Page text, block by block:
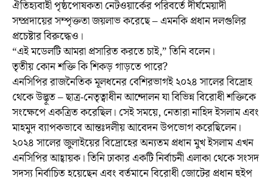
ঐতিহ্যবাহী পৃষ্ঠপোষকতা নেটওয়ার্কের পরিবর্তে দীর্ঘমেয়াদী
সম্প্রদায়ের সম্পৃক্ততা জয়লাভ করেছে – এমনকি প্রধান দলগুলির
প্রচেষ্টার বিরুদ্ধেও।
“এই মডেলটি আমরা প্রসারিত করতে চাই,” তিনি বলেন।
তৃতীয় কোন শক্তি কি শিকড় গাড়তে পারে?
এনসিপির রাজনৈতিক মূলধনের বেশিরভাগই ২০২৪ সালের বিদ্রোহ
থেকে উদ্ভূত – ছাত্র-নেতৃত্বাধীন আন্দোলন যা বিভিন্ন বিরোধী শক্তিকে
সংক্ষেপে একত্রিত করেছিল। সেই সময়ে, নেতারা নাহিদ ইসলাম এবং
মাহমুদ ব্যাপকভাবে আন্তঃদলীয় আবেদন উপভোগ করেছিলেন।
২০২৪ সালের জুলাইয়ের বিদ্রোহের অন্যতম প্রধান মুখ ইসলাম এখন
এনসিপির আহ্বায়ক। তিনি ঢাকার একটি নির্বাচনী এলাকা থেকে সংসদ
সদস্য নির্বাচিত হয়েছেন এবং বর্তমানে বিরোধী জোটের প্রধান হুইপ